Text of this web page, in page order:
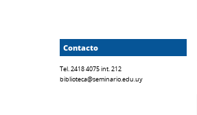
Contacto
Tel. 2418 4075 int. 212
biblioteca@seminario.edu.uy